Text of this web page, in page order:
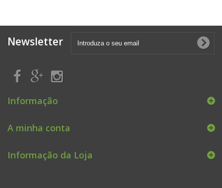
Newsletter
Informação
A minha conta
Informação da Loja